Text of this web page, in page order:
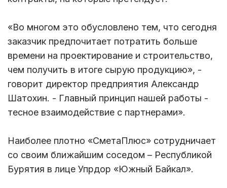
«Во многом это обусловлено тем, что сегодня
заказчик предпочитает потратить больше
времени на проектирование и строительство,
чем получить в итоге сырую продукцию», -
говорит директор предприятия Александр
Шатохин. - Главный принцип нашей работы -
тесное взаимодействие с партнерами».
Наиболее плотно «СметаПлюс» сотрудничает
со своим ближайшим соседом – Республикой
Бурятия в лице Упрдор «Южный Байкал».